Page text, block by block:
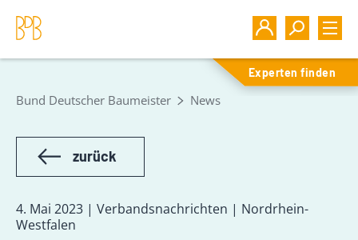
Experten finden
Bund Deutscher Baumeister News
zurück
4. Mai 2023 | Verbandsnachrichten | Nordrhein-
Westfalen